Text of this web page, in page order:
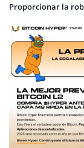
Proporcionar la